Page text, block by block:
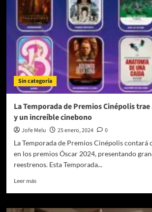
celebrar
el
triunfo
del
cine
es
¡disfrutando
en
Cinépolis
de
ganadoras
del
Óscar!
Sin categoría
La Temporada de Premios Cinépolis
y un increíble cinebono
Jofe Melu 25 enero, 2024
0
La Temporada de Premios Cinépolis contará
en los premios Óscar 2024, presentando
reestrenos. Esta Temporada...
Leer másLeer
La